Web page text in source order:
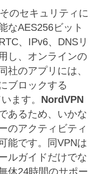
のセキュリティに
なAES256ビット
、IPv6、DNSリ
し、オンラインの
社のアプリには、
ブロックする
ます。 NordVPN
あるため、いかな
のアクティビティ
能です。同VPNは
ルガイドだけでな
休24時間のサポー